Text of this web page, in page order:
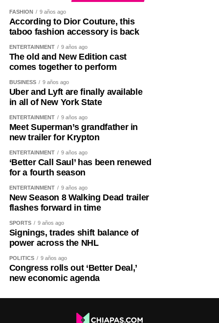
FASHION 9 años ago
According to Dior Couture, this
taboo fashion accessory is back
ENTERTAINMENT 9 años ago
The old and New Edition cast
comes together to perform
BUSINESS 9 años ago
Uber and Lyft are finally available
in all of New York State
ENTERTAINMENT 9 años ago
Meet Superman’s grandfather in
new trailer for Krypton
ENTERTAINMENT 9 años ago
‘Better Call Saul’ has been renewed
for a fourth season
ENTERTAINMENT 9 años ago
New Season 8 Walking Dead trailer
flashes forward in time
SPORTS 9 años ago
Signings, trades shift balance of
power across the NHL
POLITICS 9 años ago
Congress rolls out ‘Better Deal,’
new economic agenda